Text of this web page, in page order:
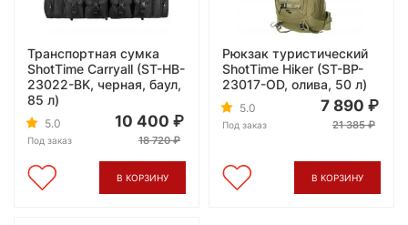
Транспортная сумка
ShotTime Carryall (ST-HB-
23022-BK, черная, баул,
85 л)
5.0
Под заказ
10 400
18 720
В КОРЗИНУ
Рюкзак туристический
ShotTime Hiker (ST-BP-
23017-OD, олива, 50 л)
5.0
Под заказ
7 890
21 385
В КОРЗИНУ